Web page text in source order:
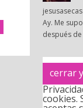
jesusasecas
Ay. Me
después
cookies.